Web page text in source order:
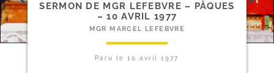
SERMON DE MGR LEFEBVRE – PÂQUES
– 10 AVRIL 1977
MGR MARCEL LEFEBVRE
Paru le10 avril 1977